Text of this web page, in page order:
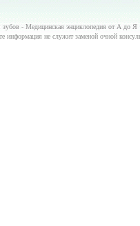
зубов - Медицинская энциклопедия от А до Я
информация не служит заменой очной